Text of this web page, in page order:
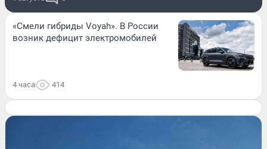
«Смели гибриды Voyah». В России
возник дефицит электромобилей
4 часа 414